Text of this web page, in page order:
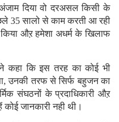
दिया वो दरअसल किसी के
35 सालो से काम करती आ रही
औऱ हमेशा अधर्म के खिलाफ
कहा कि इस तरह का कोई भी
उनकी तरफ से सिर्फ बहुजन का
संघठनों के प्रदाधिकारी औऱ
कोई जानकारी नही थी।